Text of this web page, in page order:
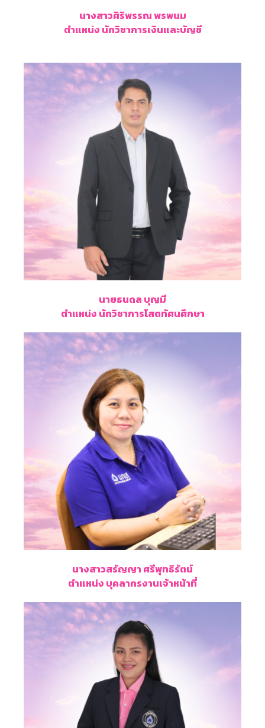
นางสาวศิริพรรณ พรพนม
ตำแหน่ง นักวิชาการเงินและบัญชี
นายธนดล บุญมี
ตำแหน่ง นักวิชาการโสตทัศนศึกษา
นางสาวสรัญญา ศรีพุทธิรัตน์
ตำแหน่ง บุคลากรงานเจ้าหน้าที่